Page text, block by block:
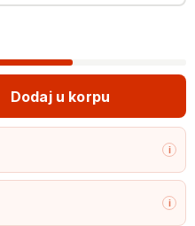
Dodaj u korpu
i
i